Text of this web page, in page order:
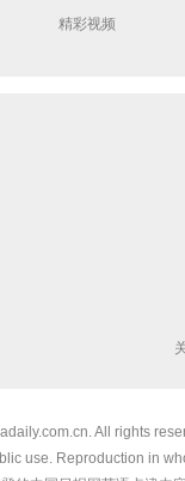
精彩视频
All rights
use. Reproduction in